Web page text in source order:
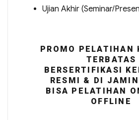
Ujian Akhir (Seminar/
PROMO PELATIHAN
TERBATAS
BERSERTIFIKASI
RESMI & DI JAMIN
BISA PELATIHAN
OFFLINE